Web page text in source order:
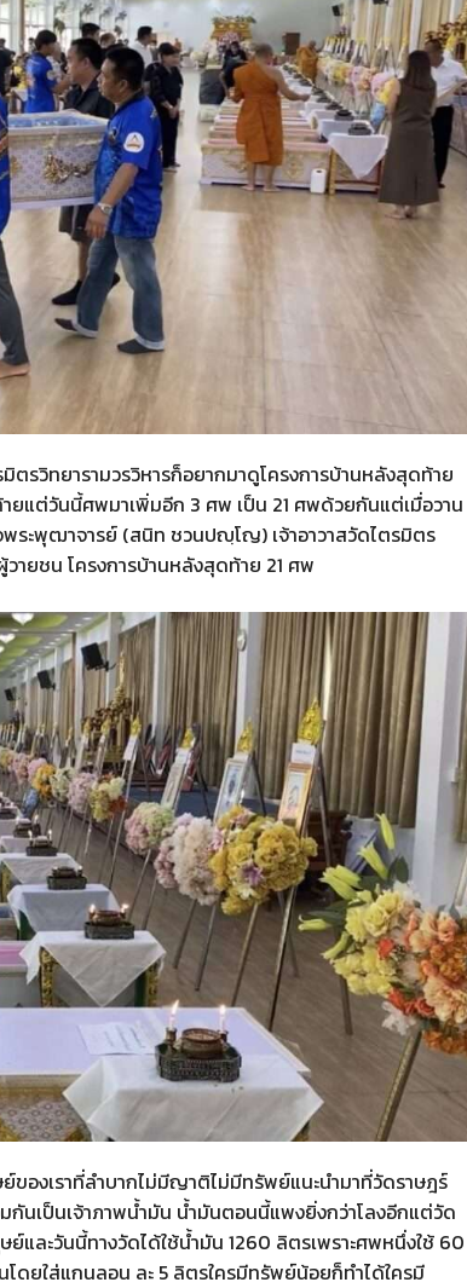
รวิทยารามวรวิหารก็อยากมาดูโครงการบ้านหลังสุดท้าย
ยแต่วันนี้ศพมาเพิ่มอีก 3 ศพ เป็น 21 ศพด้วยกันแต่เมื่อวาน
ระพุฒาจารย์ (สนิท ชวนปญฺโญ) เจ้าอาวาสวัดไตรมิตร
ายชน โครงการบ้านหลังสุดท้าย 21 ศพ
ของเราที่ลำบากไม่มีญาติไม่มีทรัพย์แนะนำมาที่วัดราษฎร์
นเป็นเจ้าภาพน้ำมัน น้ำมันตอนนี้แพงยิ่งกว่าโลงอีกแต่วัด
และวันนี้ทางวัดได้ใช้น้ำมัน 1260 ลิตรเพราะศพหนึ่งใช้ 60
ดยใส่แกนลอน ละ 5 ลิตรใครมีทรัพย์น้อยก็ทำได้ใครมี